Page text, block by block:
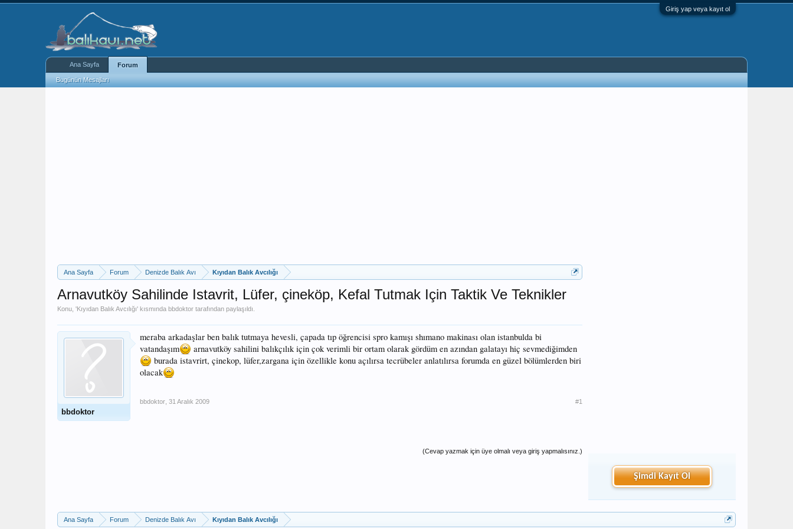
Giriş yap veya kayıt ol
Ana Sayfa Forum Denizde Balık Avı Kıyıdan Balık Avcılığı
Arnavutköy Sahilinde Istavrit, Lüfer, çineköp, Kefal Tutmak Için Taktik Ve Teknikler
Konu, 'Kıyıdan Balık Avcılığı' kısmında bbdoktor tarafından paylaşıldı.
bbdoktor
meraba arkadaşlar ben balık tutmaya hevesli, çapada tıp öğrencisi spro kamışı shımano makinası olan istanbulda bi
vatandaşım
arnavutköy sahilini balıkçılık için çok verimli bir ortam olarak gördüm en azından galatayı hiç sevmediğimden
burada istavrirt, çinekop, lüfer,zargana için özellikle konu açılırsa tecrübeler anlatılırsa forumda en güzel bölümlerden biri
olacak
bbdoktor 31 Aralık 2009 #1
(Cevap yazmak için üye olmalı veya giriş yapmalısınız.)
Şimdi Kayıt Ol
Ana Sayfa Forum Denizde Balık Avı Kıyıdan Balık Avcılığı
Ana Sayfa Forum
Bugünün Mesajları